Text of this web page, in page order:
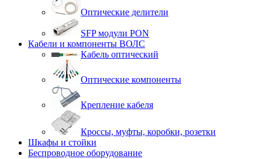
Оптические делители
SFP модули PON
Кабели и компоненты ВОЛС
Кабель оптический
Оптические компоненты
Крепление кабеля
Кроссы, муфты, коробки, розетки
Шкафы и стойки
Беспроводное оборудование